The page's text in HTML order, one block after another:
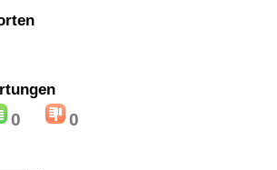
0 0